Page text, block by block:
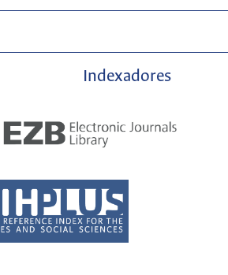
Indexadores